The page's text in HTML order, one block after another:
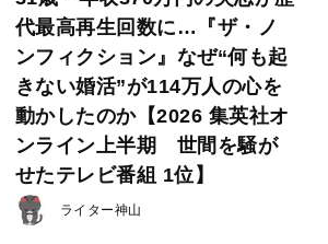
代最高再生回数に…『ザ・ノ
ンフィクション』なぜ“何も起
きない婚活”が114万人の心を
動かしたのか【2026 集英社オ
ンライン上半期 世間を騒が
せたテレビ番組 1位】
ライター神山